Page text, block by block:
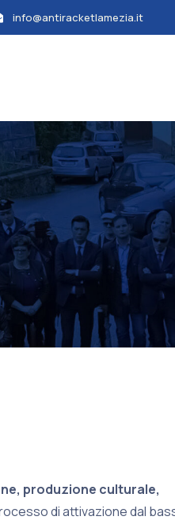
info@antiracketlamezia.it
produzione culturale,
di attivazione dal